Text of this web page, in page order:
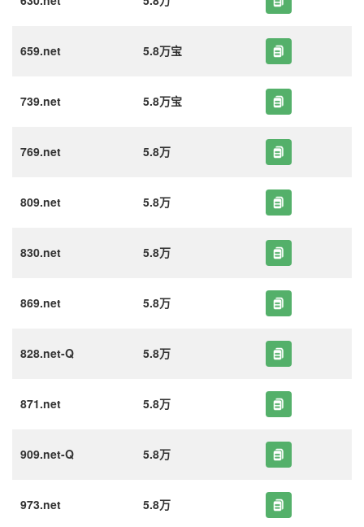
659.net 5.8万宝
739.net 5.8万宝
769.net 5.8万
809.net 5.8万
830.net 5.8万
869.net 5.8万
828.net-Q 5.8万
871.net 5.8万
909.net-Q 5.8万
973.net 5.8万